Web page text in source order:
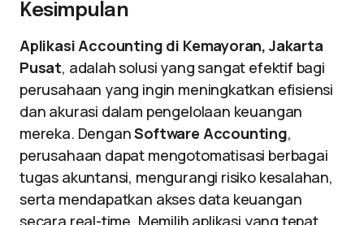
Kesimpulan
Aplikasi Accounting di Kemayoran, Jakarta
Pusat, adalah solusi yang sangat efektif bagi
perusahaan yang ingin meningkatkan efisiensi
dan akurasi dalam pengelolaan keuangan
mereka. DenganSoftware Accounting,
perusahaan dapat mengotomatisasi berbagai
tugas akuntansi, mengurangi risiko kesalahan,
serta mendapatkan akses data keuangan
secara real-time. Memilih aplikasi yang tepat